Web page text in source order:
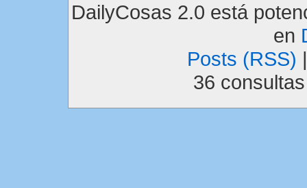
DailyCosas 2.0 está
en
Posts (RSS)
36